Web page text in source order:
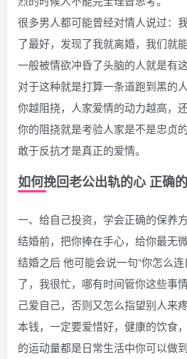
很多男人都可能曾经对情人说过：
了最好，发现了我就离婚，我们就
一般被情欲冲昏了头脑的人就是有这
对于这种就是打算一条道跑到黑的
你越阻挠，人家爱情的动力越高，
你的阻挠就是考验人家是不是忠贞
敢于反抗才是真正的爱情。
如何挽回老公出轨的心 正确
一、给自己投资，学会正确的保养方
结婚前，把你捧在手心，给你最无
结婚之后 他可能会说一句“你怎么
了，我很忙，哪有时间管你这些事
己爱自己，否则又怎么指望别人来
本钱，一定要爱惜好，健康的饮食
的运动量都是日常生活中你可以做